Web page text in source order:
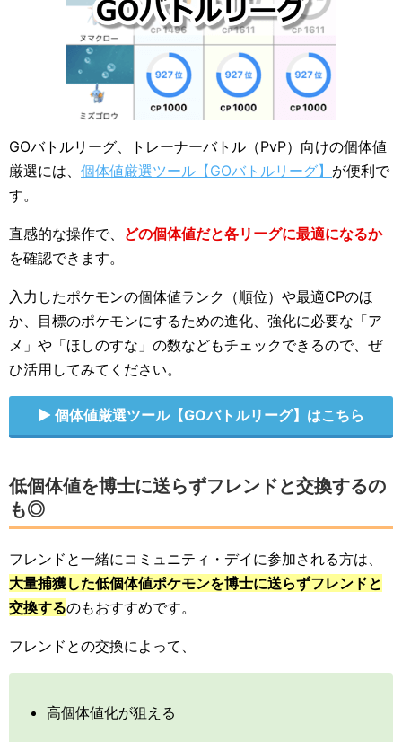
GOバトルリーグ、トレーナーバトル（PvP）向けの個体値
厳選には、 個体値厳選ツール【GOバトルリーグ】 が便利で
す。
直感的な操作で、 どの個体値だと各リーグに最適になるか
を確認できます。
入力したポケモンの個体値ランク（順位）や最適CPのほ
か、目標のポケモンにするための進化、強化に必要な「ア
メ」や「ほしのすな」の数などもチェックできるので、ぜ
ひ活用してみてください。
個体値厳選ツール【GOバトルリーグ】はこちら
低個体値を博士に送らずフレンドと交換するの
も◎
フレンドと一緒にコミュニティ・デイに参加される方は、
大量捕獲した低個体値ポケモンを博士に送らずフレンドと
交換するのもおすすめです。
フレンドとの交換によって、
高個体値化が狙える